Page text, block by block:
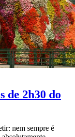
de 2h30 do
nem sempre é